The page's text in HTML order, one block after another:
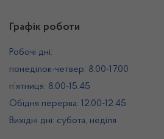
Графік роботи
Робочі дні:
понеділок-четвер: 8.00-17.00
п’ятниця: 8.00-15.45
Обідня перерва: 12.00-12.45
Вихідні дні: субота, неділя